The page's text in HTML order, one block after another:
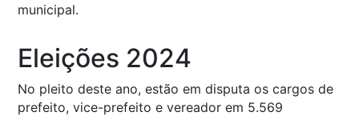
municipal.
Eleições 2024
No pleito deste ano, estão em disputa os cargos de
prefeito, vice-prefeito e vereador em 5.569